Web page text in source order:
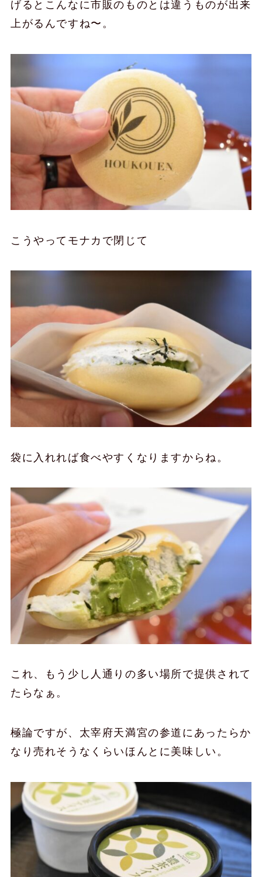
げるとこんなに市販のものとは違うものが出来
上がるんですね〜。
こうやってモナカで閉じて
袋に入れれば食べやすくなりますからね。
これ、もう少し人通りの多い場所で提供されて
たらなぁ。
極論ですが、太宰府天満宮の参道にあったらか
なり売れそうなくらいほんとに美味しい。